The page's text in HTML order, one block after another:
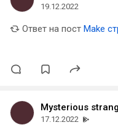
19.12.2022
Ответ на пост Make
Mysterious
17.12.2022